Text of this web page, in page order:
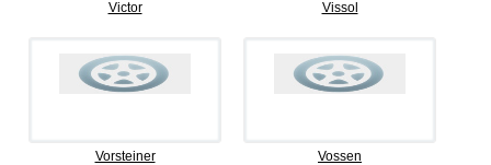
Victor Vissol
Vorsteiner Vossen